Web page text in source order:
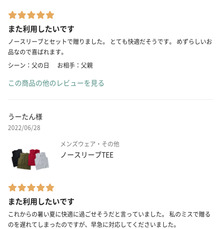
また利用したいです
ノースリーブとセットで贈りました。 とても快適だそうです。 めずらしいお
品なので喜ばれます。
シーン：父の日
お相手：父親
この商品の他のレビューを見る
うーたん様
2022/06/28
メンズウェア・その他
ノースリーブTEE
また利用したいです
これからの暑い夏に快適に過ごせそうだと言っていました。 私のミスで贈る
のを遅れてしまったのですが、早急に対応してくださいました。